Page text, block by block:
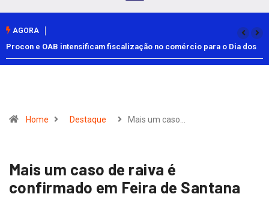
AGORA
Procon e OAB intensificam fiscalização no comércio para o Dia dos
Pais
Home Destaque Mais um caso…
Mais um caso de raiva é
confirmado em Feira de Santana